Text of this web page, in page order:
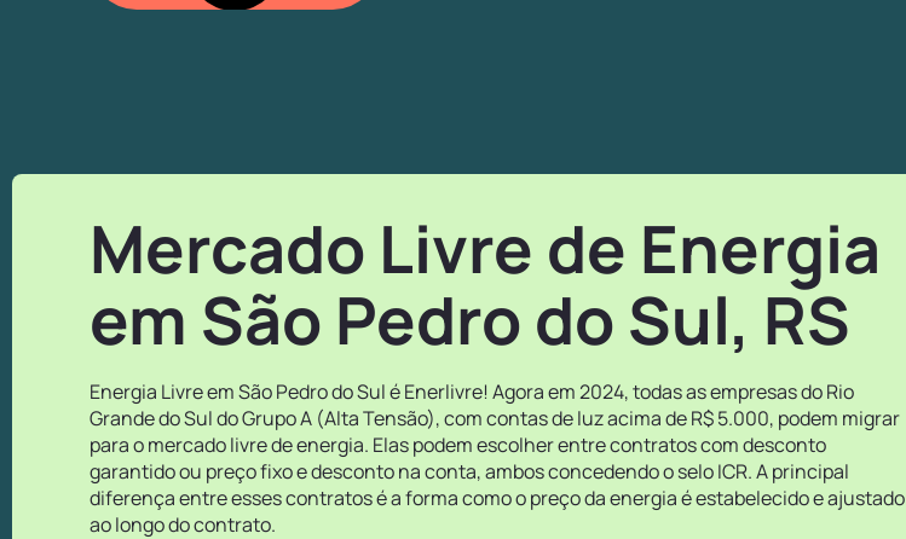
Mercado Livre de Energia
em São Pedro do Sul, RS
Energia Livre em São Pedro do Sul é Enerlivre! Agora em 2024, todas as empresas do Rio
Grande do Sul do Grupo A (Alta Tensão), com contas de luz acima de R$ 5.000, podem migrar
para o mercado livre de energia. Elas podem escolher entre contratos com desconto
garantido ou preço fixo e desconto na conta, ambos concedendo o selo ICR. A principal
diferença entre esses contratos é a forma como o preço da energia é estabelecido e ajustado
ao longo do contrato.